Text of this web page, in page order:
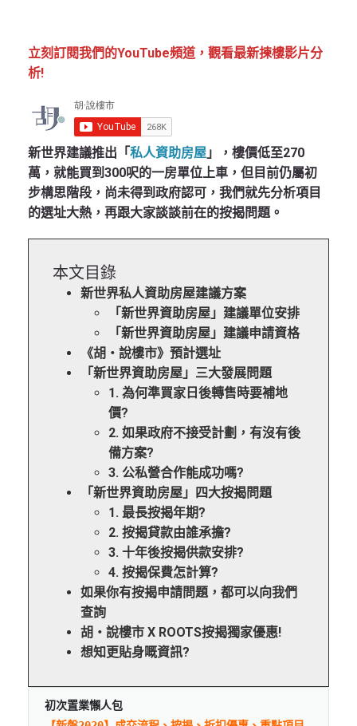
立刻訂閱我們的YouTube頻道，觀看最新揀樓影片分
析!
新世界建議推出「私人資助房屋 」，樓價低至270
萬，就能買到300呎的一房單位上車，但目前仍屬初
步構思階段，尚未得到政府認可，我們就先分析項目
的選址大熱，再跟大家談談前在的按揭問題。
本文目錄
新世界私人資助房屋建議方案
「新世界資助房屋」建議單位安排
「新世界資助房屋」建議申請資格
《胡‧說樓市》預計選址
「新世界資助房屋」三大發展問題
1. 為何準買家日後轉售時要補地
價?
2. 如果政府不接受計劃，有沒有後
備方案?
3. 公私營合作能成功嗎?
「新世界資助房屋」四大按揭問題
1. 最長按揭年期?
2. 按揭貸款由誰承擔?
3. 十年後按揭供款安排?
4. 按揭保費怎計算?
如果你有按揭申請問題，都可以向我們
查詢
胡‧說樓市 X ROOTS按揭獨家優惠!
想知更貼身嘅資訊?
初次置業懶人包